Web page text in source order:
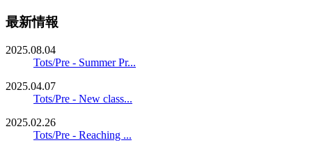
最新情報
2025.08.04
Tots/Pre - Summer Pr...
2025.04.07
Tots/Pre - New class...
2025.02.26
Tots/Pre - Reaching ...